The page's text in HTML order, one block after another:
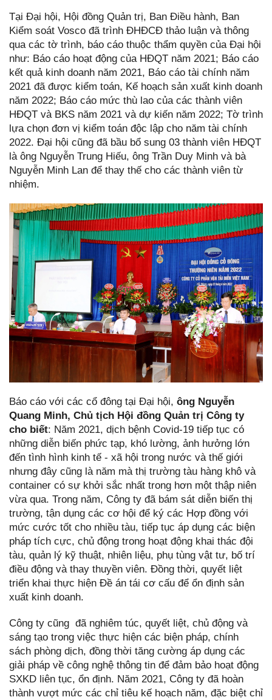
Tại Đại hội, Hội đồng Quản trị, Ban Điều hành, Ban
Kiểm soát Vosco đã trình ĐHĐCĐ thảo luận và thông
qua các tờ trình, báo cáo thuộc thẩm quyền của Đại hội
như: Báo cáo hoạt động của HĐQT năm 2021; Báo cáo
kết quả kinh doanh năm 2021, Báo cáo tài chính năm
2021 đã được kiểm toán, Kế hoạch sản xuất kinh doanh
năm 2022; Báo cáo mức thù lao của các thành viên
HĐQT và BKS năm 2021 và dự kiến năm 2022; Tờ trình
lựa chọn đơn vị kiểm toán độc lập cho năm tài chính
2022. Đại hội cũng đã bầu bổ sung 03 thành viên HĐQT
là ông Nguyễn Trung Hiếu, ông Trần Duy Minh và bà
Nguyễn Minh Lan để thay thế cho các thành viên từ
nhiệm.
Báo cáo với các cổ đông tại Đại hội, ông Nguyễn
Quang Minh, Chủ tịch Hội đồng Quản trị Công ty
cho biết: Năm 2021, dịch bệnh Covid-19 tiếp tục có
những diễn biến phức tạp, khó lường, ảnh hưởng lớn
đến tình hình kinh tế - xã hội trong nước và thế giới
nhưng đây cũng là năm mà thị trường tàu hàng khô và
container có sự khởi sắc nhất trong hơn một thập niên
vừa qua. Trong năm, Công ty đã bám sát diễn biến thị
trường, tận dụng các cơ hội để ký các Hợp đồng với
mức cước tốt cho nhiều tàu, tiếp tục áp dụng các biện
pháp tích cực, chủ động trong hoạt động khai thác đội
tàu, quản lý kỹ thuật, nhiên liệu, phụ tùng vật tư, bố trí
điều động và thay thuyền viên. Đồng thời, quyết liệt
triển khai thực hiện Đề án tái cơ cấu để ổn định sản
xuất kinh doanh.
Công ty cũng đã nghiêm túc, quyết liệt, chủ động và
sáng tạo trong việc thực hiện các biện pháp, chính
sách phòng dịch, đồng thời tăng cường áp dụng các
giải pháp về công nghệ thông tin để đảm bảo hoạt động
SXKD liên tục, ổn định. Năm 2021, Công ty đã hoàn
thành vượt mức các chỉ tiêu kế hoạch năm, đặc biệt chỉ